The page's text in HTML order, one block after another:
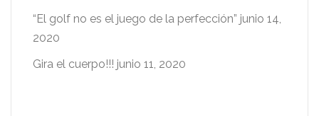
“El golf no es el juego de la perfección” junio 14,
2020
Gira el cuerpo!!! junio 11, 2020